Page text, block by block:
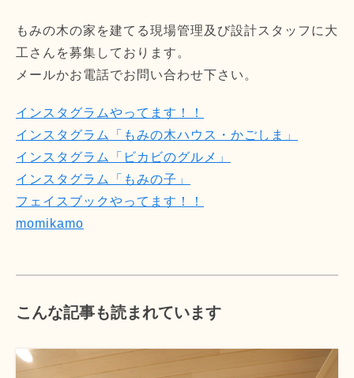
もみの木の家を建てる現場管理及び設計スタッフに大
工さんを募集しております。
メールかお電話でお問い合わせ下さい。
インスタグラムやってます！！
インスタグラム「もみの木ハウス・かごしま」
インスタグラム「ビカビのグルメ」
インスタグラム「もみの子」
フェイスブックやってます！！
momikamo
こんな記事も読まれています